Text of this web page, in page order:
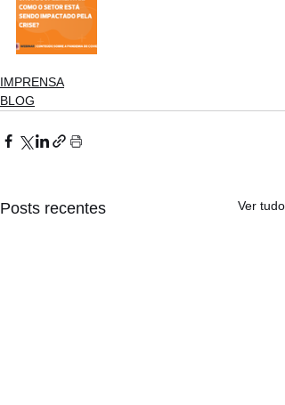
IMPRENSA
BLOG
Posts recentes Ver tudo